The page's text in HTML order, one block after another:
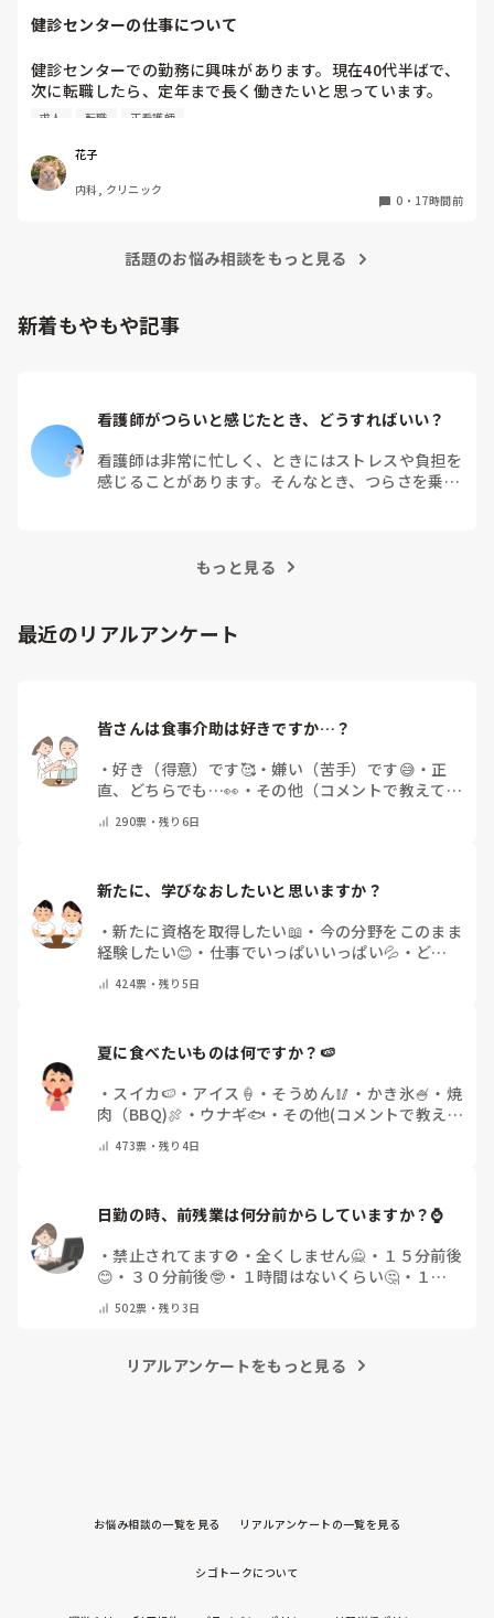
健診センターの仕事について
健診センターでの勤務に興味があります。現在40代半ばで、
次に転職したら、定年まで長く働きたいと思っています。
健診センターは比較的人気があるので、あまり空きがないと
実際、健診センターでの仕事内容は、楽なのでしょうか？ま
た、大変なことは何ですか？
求人 転職 正看護師
花子
内科, クリニック
0 ・ 17時間前
話題のお悩み相談をもっと見る
新着もやもや記事
看護師がつらいと感じたとき、どうすればいい？
看護師は非常に忙しく、ときにはストレスや負担を
感じることがあります。そんなとき、つらさを乗り
もっと見る
最近のリアルアンケート
皆さんは食事介助は好きですか…？
・好き（得意）です🥰・嫌い（苦手）です😅 ・ 正
直、どちらでも…👀 ・ その他（コメントで教えてく
290票・残り6日
新たに、学びなおしたいと思いますか？
・新たに資格を取得したい📖 ・ 今の分野をこのまま
経験したい😊 ・ 仕事でいっぱいいっぱい💦 ・ どん
教えてください）
424票・残り5日
夏に食べたいものは何ですか？🍉
・ スイカ🍉 ・ アイス🍦 ・ そうめん🥢 ・ かき氷🍧 ・ 焼
肉（BBQ)🍖 ・ ウナギ🐟 ・ その他(コメントで教え
473票・残り4日
日勤の時、前残業は何分前からしていますか？⌚
・禁止されてます🚫 ・ 全くしません🙅 ・ １５分前後
😊 ・ ３０分前後🤓 ・ １時間はないくらい🤔 ・ １時
502票・残り3日
リアルアンケートをもっと見る
お悩み相談の一覧を見る リアルアンケートの一覧を見る
シゴトークについて